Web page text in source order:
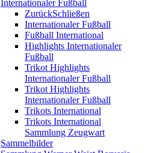
Internationaler Fußball
ZurückSchließen
Internationaler Fußball
Fußball International
Highlights Internationaler
Fußball
Trikot Highlights
Internationaler Fußball
Trikot Highlights
Internationaler Fußball
Trikots International
Trikots International
Sammlung Zeugwart
Sammelbilder